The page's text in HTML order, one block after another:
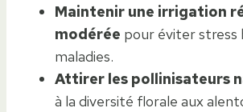
Maintenir une irrigation
modérée pour éviter stress
maladies.
Attirer les pollinisateurs
à la diversité florale aux